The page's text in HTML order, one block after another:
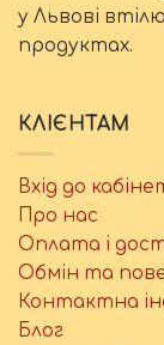
у Львові
продуктах.
КЛІЄНТАМ
Вхід до
Про нас
Оплата і
Обмін та
Контактна
Блог